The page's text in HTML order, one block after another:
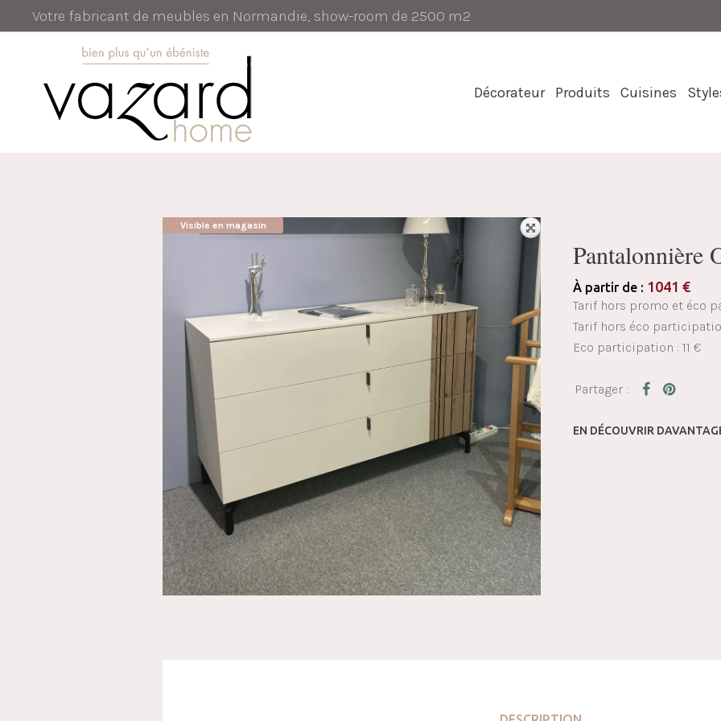
Votre fabricant de meubles en Normandie, show-room de 2500 m2
Décorateur Produits Cuisines
Visible en magasin
Pantalonnière
À partir de : 1041 €
Tarif hors promo et éco
Tarif hors éco
Eco participation : 11 €
EN DÉCOUVRIR